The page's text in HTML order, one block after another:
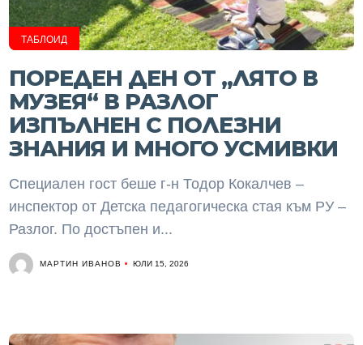
ТАБЛОИД
ПОРЕДЕН ДЕН ОТ „ЛЯТО В
МУЗЕЯ“ В РАЗЛОГ
ИЗПЪЛНЕН С ПОЛЕЗНИ
ЗНАНИЯ И МНОГО УСМИВКИ
Специален гост беше г-н Тодор Кокалчев –
инспектор от Детска педагогическа стая към РУ –
Разлог. По достъпен и...
МАРТИН ИВАНОВ ЮЛИ 15, 2026